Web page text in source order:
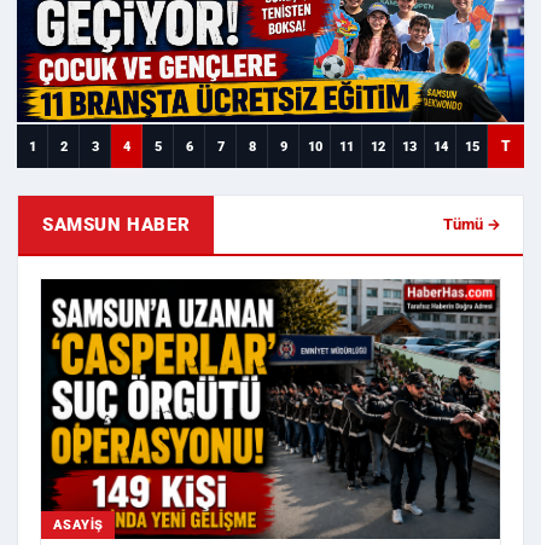
1 2 3 4 5 6 7 8 9 10 11 12 13 14 15 T
SAMSUN HABER Tümü →
ASAYIŞ